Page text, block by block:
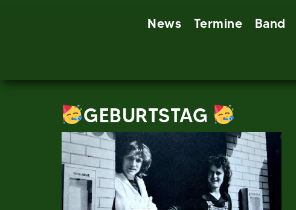
News Termine Band
GEBURTSTAG